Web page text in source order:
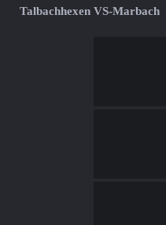
Talbachhexen VS-Marbach